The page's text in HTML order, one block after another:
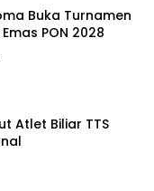
Buka Turnamen
PON 2028
Atlet Biliar TTS